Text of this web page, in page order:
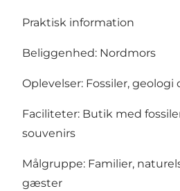
Praktisk information
Beliggenhed: Nordmors
Oplevelser: Fossiler, geologi
Faciliteter: Butik med
souvenirs
Målgruppe: Familier,
gæster